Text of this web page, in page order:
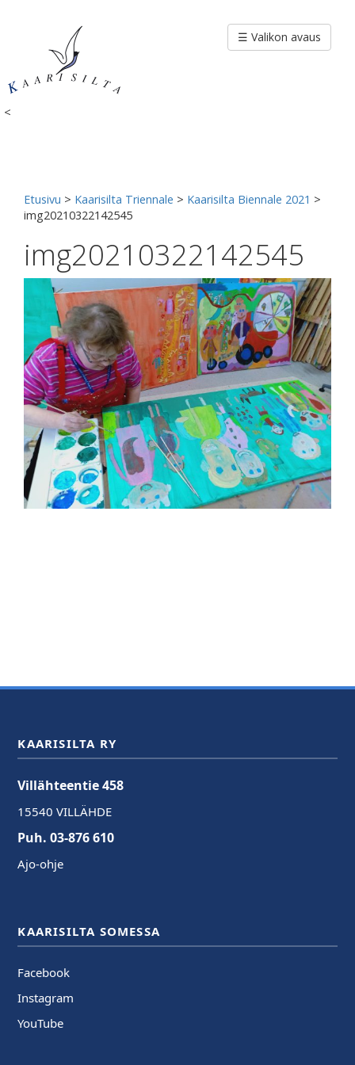
<
☰ Valikon avaus
Etusivu > Kaarisilta Triennale > Kaarisilta Biennale 2021 >
img20210322142545
img20210322142545
KAARISILTA RY
Villähteentie 458
15540 VILLÄHDE
Puh. 03-876 610
Ajo-ohje
KAARISILTA SOMESSA
Facebook
Instagram
YouTube